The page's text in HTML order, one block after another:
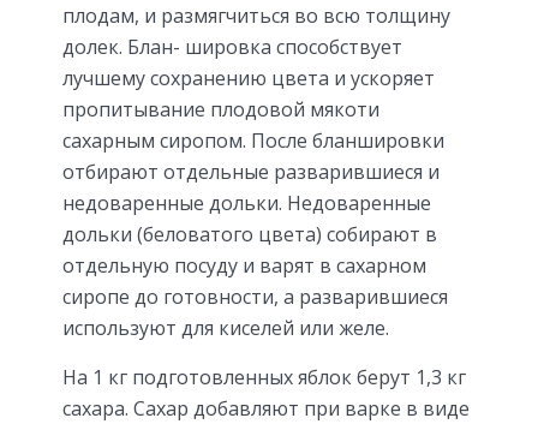
плодам, и размягчиться во всю толщину
долек. Блан- шировка способствует
лучшему сохранению цвета и ускоряет
пропитывание плодовой мякоти
сахарным сиропом. После бланшировки
отбирают отдельные разварившиеся и
недоваренные дольки. Недоваренные
дольки (беловатого цвета) собирают в
отдельную посуду и варят в сахарном
сиропе до готовности, а разварившиеся
используют для киселей или желе.
На 1 кг подготовленных яблок берут 1,3 кг
сахара. Сахар добавляют при варке в виде